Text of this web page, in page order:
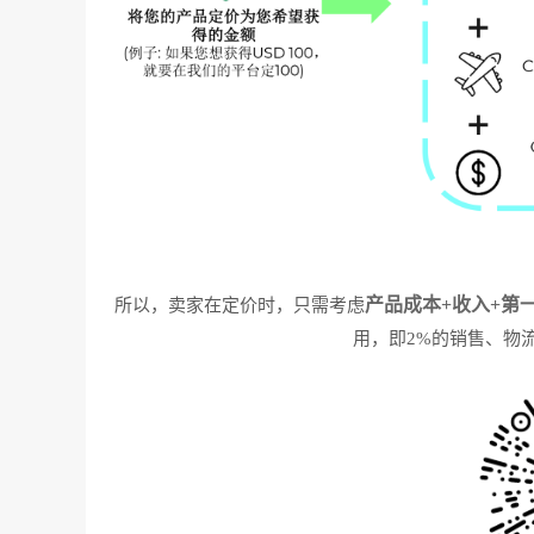
所以，卖家在定价时，只需考虑产品成本+收入+第
用，即2%的销售、物